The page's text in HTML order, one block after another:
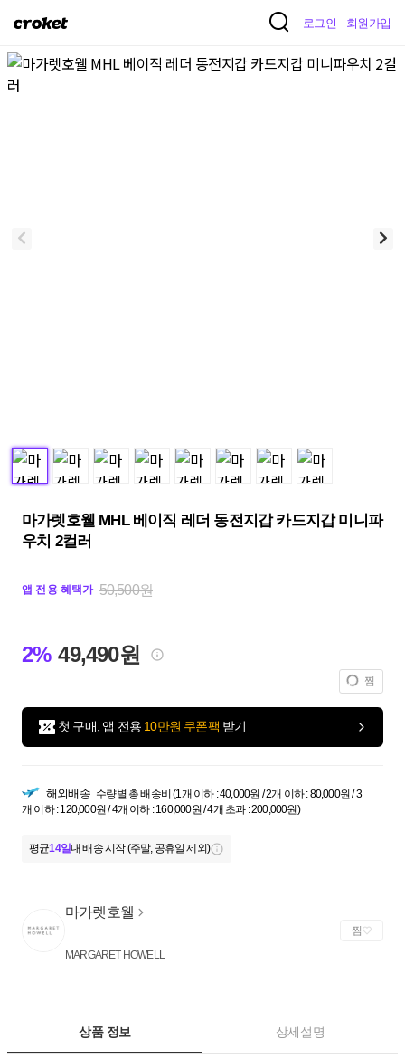
크
켓
로그인 회원가입
마가렛호웰 MHL 베이직 레더 동전지갑 카드지갑 미니파
우치 2컬러
앱 전용 혜택가 50,500원
2% 49,490원
찜
첫 구매, 앱 전용 10만원 쿠폰팩 받기
해외배송 수량별 총 배송비 (1개 이하 : 40,000원 / 2개 이하 : 80,000원 / 3
개 이하 : 120,000원 / 4개 이하 : 160,000원 / 4개 초과 : 200,000원)
평균14일내 배송 시작 (주말, 공휴일 제외)
마가렛호웰
MARGARET HOWELL
찜
상품 정보 상세설명